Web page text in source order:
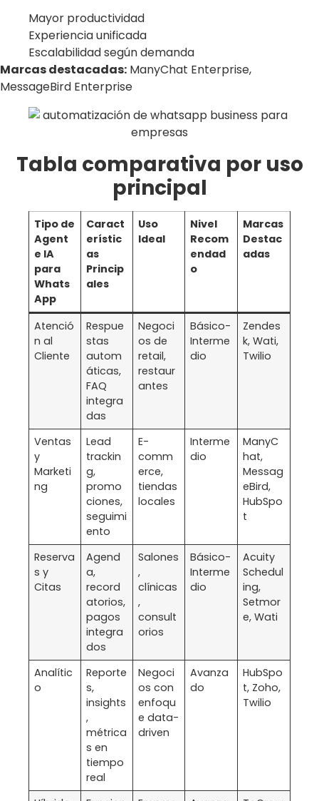
Mayor productividad
Experiencia unificada
Escalabilidad según demanda
Marcas destacadas: ManyChat Enterprise,
MessageBird Enterprise
Tabla comparativa por uso
principal
Tipo de
Agent
e IA
para
Whats
App
Caract
erístic
as
Princip
ales
Uso
Ideal
Nivel
Recom
endad
o
Marcas
Destac
adas
Atenció
n al
Cliente
Respue
stas
autom
áticas,
FAQ
integra
das
Negoci
os de
retail,
restaur
antes
Básico-
Interme
dio
Zendes
k, Wati,
Twilio
Ventas
y
Marketi
ng
Lead
trackin
g,
promo
ciones,
seguimi
ento
E-
comm
erce,
tiendas
locales
Interme
dio
ManyC
hat,
Messag
eBird,
HubSpo
t
Reserva
s y
Citas
Agend
a,
record
atorios,
pagos
integra
dos
Salones
,
clínicas
,
consult
orios
Básico-
Interme
dio
Acuity
Schedul
ing,
Setmor
e, Wati
Analític
o
Reporte
s,
insights
,
métrica
s en
tiempo
real
Negoci
os con
enfoqu
e data-
driven
Avanza
do
HubSpo
t, Zoho,
Twilio